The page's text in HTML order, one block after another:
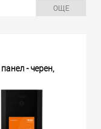
ОЩЕ
- черен,